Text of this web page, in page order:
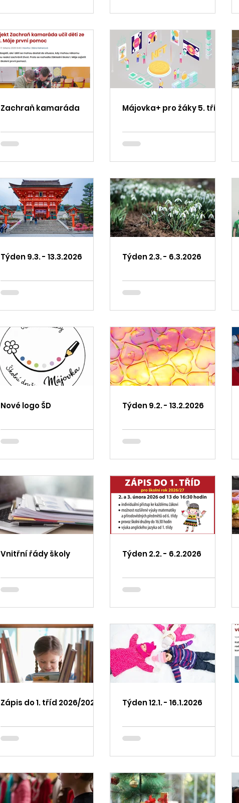
Zachraň kamaráda Májovka+ pro žáky 5. tříd
Týden 9.3. - 13.3.2026 Týden 2.3. - 6.3.2026
Nové logo ŠD Týden 9.2. - 13.2.2026
Vnitřní řády školy Týden 2.2. - 6.2.2026
Zápis do 1. tříd 2026/2027 Týden 12.1. - 16.1.2026